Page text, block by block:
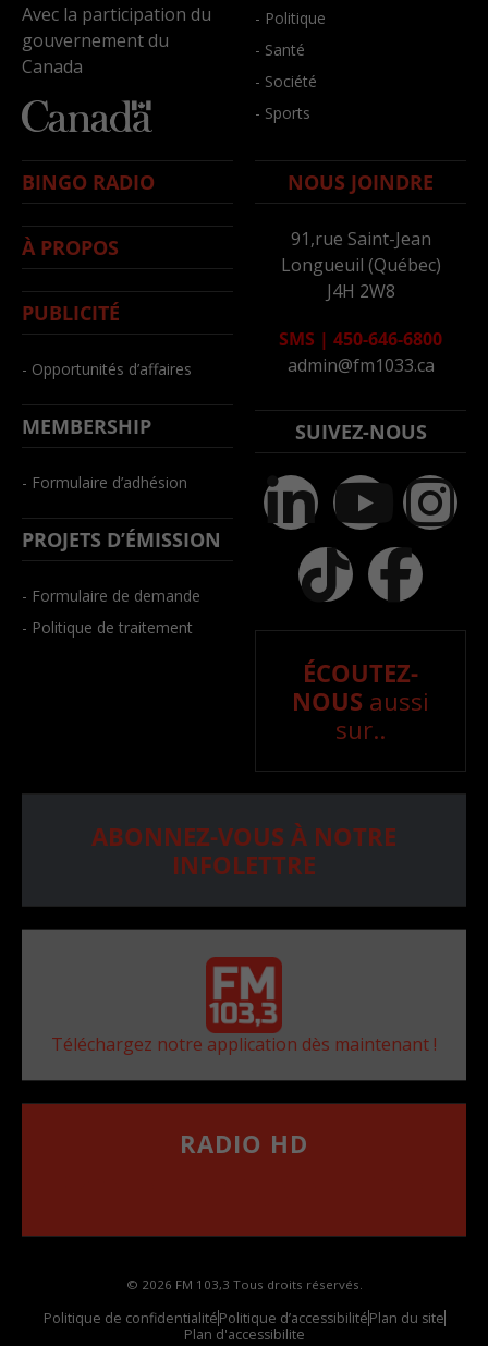
Avec la participation du
gouvernement du
Canada
- Politique
- Santé
- Société
- Sports
BINGO RADIO
À PROPOS
PUBLICITÉ
- Opportunités d’affaires
MEMBERSHIP
- Formulaire d’adhésion
PROJETS D’ÉMISSION
- Formulaire de demande
- Politique de traitement
NOUS JOINDRE
91,rue Saint-Jean
Longueuil (Québec)
J4H 2W8
SMS | 450-646-6800
admin@fm1033.ca
SUIVEZ-NOUS
ÉCOUTEZ-
NOUS aussi
sur..
ABONNEZ-VOUS À NOTRE
INFOLETTRE
Téléchargez notre application dès maintenant !
RADIO HD
© 2026 FM 103,3 Tous droits réservés.
Politique de confidentialitéPolitique d’accessibilitéPlan du site
Plan d'accessibilite